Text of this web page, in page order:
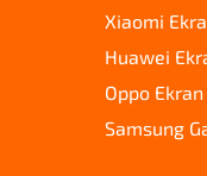
Xiaomi
Huawei
Oppo
Samsung